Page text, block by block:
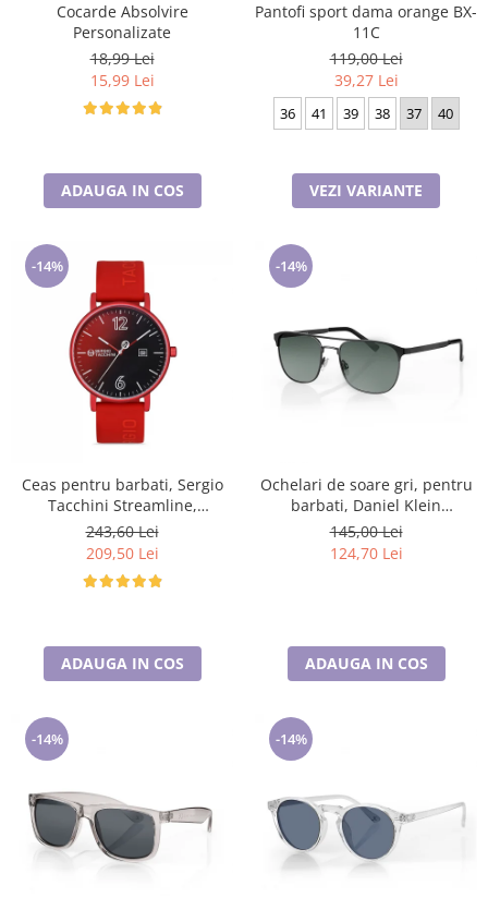
Cocarde Absolvire
Personalizate
18,99 Lei
15,99 Lei
ADAUGA IN COS
Pantofi sport dama orange BX-
11C
119,00 Lei
39,27 Lei
36 41 39 38 37 40
VEZI VARIANTE
-14%
Ceas pentru barbati, Sergio
Tacchini Streamline,
ST.1.10116.1
243,60 Lei
209,50 Lei
ADAUGA IN COS
-14%
Ochelari de soare gri, pentru
barbati, Daniel Klein
Sunglasses, DK3264-2
145,00 Lei
124,70 Lei
ADAUGA IN COS
-14% -14%